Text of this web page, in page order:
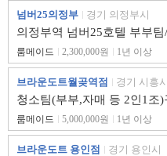
넘버25의정부 경기 의정부시
의정부역 넘버25호텔 부부
룸메이드 2,300,000원 1년 이상
브라운도트월곶역점 경기 시흥시
청소팀(부부,자매 등 2인1조
룸메이드 5,000,000원 1년 이상
브라운도트 용인점 경기 용인시